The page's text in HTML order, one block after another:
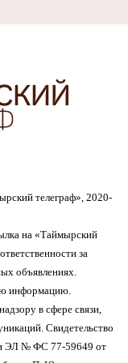
телеграф», 2020-
на «Таймырский
за
объявлениях.
информацию.
в сфере связи,
Свидетельство
ЭЛ № ФС 77-59649 от